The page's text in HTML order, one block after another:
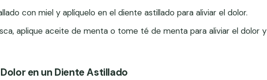
con miel y aplíquelo en el diente astillado para aliviar el dolor.
aplique aceite de menta o tome té de menta para aliviar el dolor y
en un Diente Astillado